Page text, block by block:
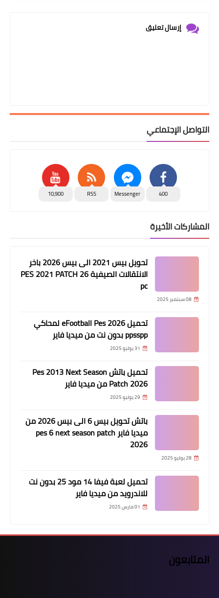
إرسال تعليق
التواصل الإجتماعي
400
Messenger
RSS
10,900
المشاركات الأخيرة
تحويل بيس 2021 الى بيس 2026 باخر
الانتقالات الصيفية PES 2021 PATCH 26
pc
08 سبتمبر 2025
تحميل eFootball Pes 2026 لمحاكي
ppsspp بدون نت من ميديا فاير
31 يوليو 2025
تحميل باتش Pes 2013 Next Season
Patch 2026 من ميديا فاير
29 يوليو 2025
باتش تحويل بيس 6 الى بيس 2026 من
ميديا فاير pes 6 next season patch
2026
28 يوليو 2025
تحميل لعبة فيفا 14 مود 25 بدون نت
للاندرويد من ميديا فاير
01 مارس 2025
المتابعون